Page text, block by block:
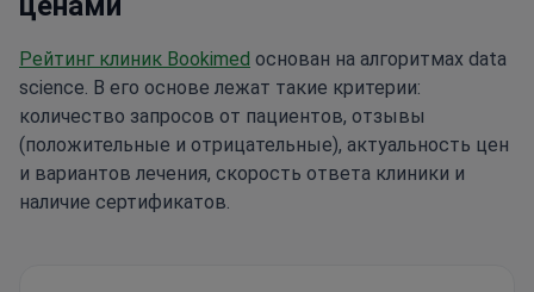
Рейтинг клиник Bookimed основан на алгоритмах data
science. В его основе лежат такие критерии:
количество запросов от пациентов, отзывы
(положительные и отрицательные), актуальность цен
и вариантов лечения, скорость ответа клиники и
наличие сертификатов.